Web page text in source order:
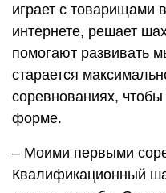
играет с товарищами
интернете, решает
помогают развивать
старается
соревнованиях, чтобы
форме.
– Моими первыми
Квалификационный